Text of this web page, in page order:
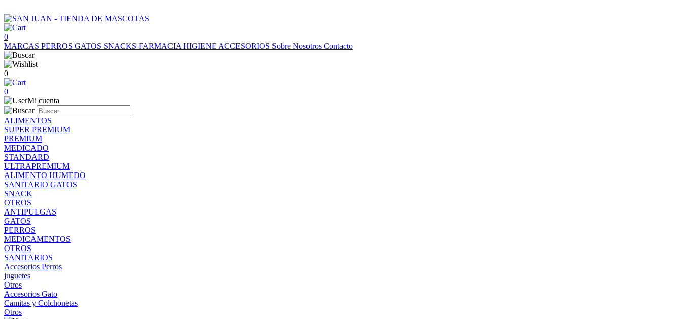
0
MARCAS PERROS GATOS SNACKS FARMACIA HIGIENE ACCESORIOS Sobre Nosotros Contacto
0
0
Mi cuenta
ALIMENTOS
SUPER PREMIUM
PREMIUM
MEDICADO
STANDARD
ULTRAPREMIUM
ALIMENTO HUMEDO
SANITARIO GATOS
SNACK
OTROS
ANTIPULGAS
GATOS
PERROS
MEDICAMENTOS
OTROS
SANITARIOS
Accesorios Perros
juguetes
Otros
Accesorios Gato
Camitas y Colchonetas
Otros